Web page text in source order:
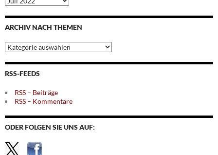
nach
Monaten
ARCHIV NACH THEMEN
Archiv
nach
Themen
RSS-FEEDS
RSS – Beiträge
RSS – Kommentare
ODER FOLGEN SIE UNS AUF: